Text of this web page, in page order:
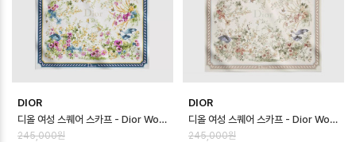
DIOR
디올 여성 스퀘어 스카프 - Dior Womens Square Scarf - acc8739…
245,000원
DIOR
디올 여성 스퀘어 스카프 - Dior Womens Square Scarf - acc8738…
245,000원